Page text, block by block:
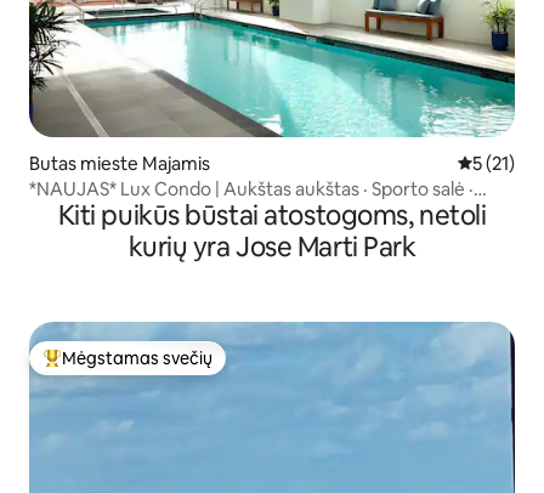
Butas mieste Majamis Vidutinis
5 (21)
*NAUJAS* Lux Condo | Aukštas aukštas · Sporto salė ·
Baseinas ·
Kiti puikūs būstai atostogoms, netoli
kurių yra Jose Marti Park
Svečių mėgstamiausias
Mėgstamas svečių